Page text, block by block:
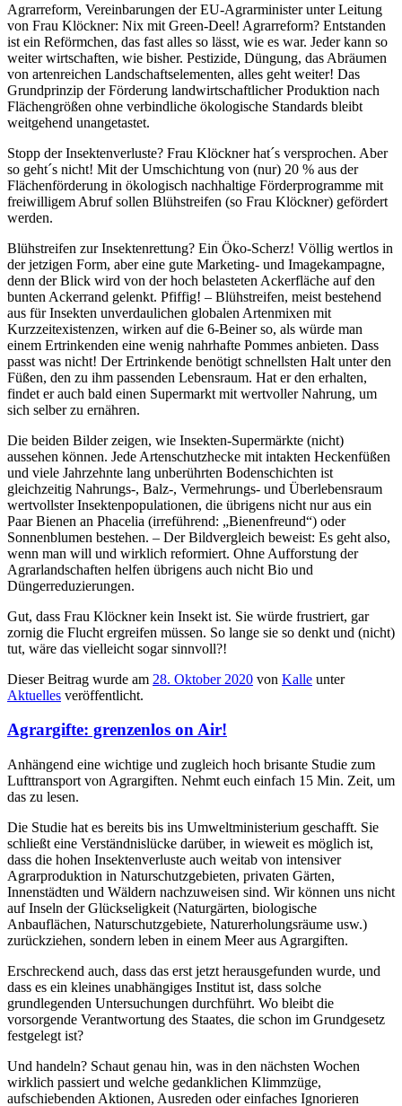
Großraum
Düsseldorf;
ähnlich
in
vielen
weiteren
Regionen
der
Republik
von
Osnabrück
Agrarreform, Vereinbarungen der EU-Agrarminister unter Leitung
von Frau Klöckner: Nix mit Green-Deel! Agrarreform? Entstanden
ist ein Reförmchen, das fast alles so lässt, wie es war. Jeder kann so
weiter wirtschaften, wie bisher. Pestizide, Düngung, das Abräumen
von artenreichen Landschaftselementen, alles geht weiter! Das
Grundprinzip der Förderung landwirtschaftlicher Produktion nach
Flächengrößen ohne verbindliche ökologische Standards bleibt
weitgehend unangetastet.
Stopp der Insektenverluste? Frau Klöckner hat´s versprochen. Aber
so geht´s nicht! Mit der Umschichtung von (nur) 20 % aus der
Flächenförderung in ökologisch nachhaltige Förderprogramme mit
freiwilligem Abruf sollen Blühstreifen (so Frau Klöckner) gefördert
werden.
Blühstreifen zur Insektenrettung? Ein Öko-Scherz! Völlig wertlos in
der jetzigen Form, aber eine gute Marketing- und Imagekampagne,
denn der Blick wird von der hoch belasteten Ackerfläche auf den
bunten Ackerrand gelenkt. Pfiffig! – Blühstreifen, meist bestehend
aus für Insekten unverdaulichen globalen Artenmixen mit
Kurzzeitexistenzen, wirken auf die 6-Beiner so, als würde man
einem Ertrinkenden eine wenig nahrhafte Pommes anbieten. Dass
passt was nicht! Der Ertrinkende benötigt schnellsten Halt unter den
Füßen, den zu ihm passenden Lebensraum. Hat er den erhalten,
findet er auch bald einen Supermarkt mit wertvoller Nahrung, um
sich selber zu ernähren.
Die beiden Bilder zeigen, wie Insekten-Supermärkte (nicht)
aussehen können. Jede Artenschutzhecke mit intakten Heckenfüßen
und viele Jahrzehnte lang unberührten Bodenschichten ist
gleichzeitig Nahrungs-, Balz-, Vermehrungs- und Überlebensraum
wertvollster Insektenpopulationen, die übrigens nicht nur aus ein
Paar Bienen an Phacelia (irreführend: „Bienenfreund“) oder
Sonnenblumen bestehen. – Der Bildvergleich beweist: Es geht also,
wenn man will und wirklich reformiert. Ohne Aufforstung der
Agrarlandschaften helfen übrigens auch nicht Bio und
Düngerreduzierungen.
Gut, dass Frau Klöckner kein Insekt ist. Sie würde frustriert, gar
zornig die Flucht ergreifen müssen. So lange sie so denkt und (nicht)
tut, wäre das vielleicht sogar sinnvoll?!
Dieser Beitrag wurde am 28. Oktober 2020 von Kalle unter
Aktuelles veröffentlicht.
Agrargifte: grenzenlos on Air!
Anhängend eine wichtige und zugleich hoch brisante Studie zum
Lufttransport von Agrargiften. Nehmt euch einfach 15 Min. Zeit, um
das zu lesen.
Die Studie hat es bereits bis ins Umweltministerium geschafft. Sie
schließt eine Verständnislücke darüber, in wieweit es möglich ist,
dass die hohen Insektenverluste auch weitab von intensiver
Agrarproduktion in Naturschutzgebieten, privaten Gärten,
Innenstädten und Wäldern nachzuweisen sind. Wir können uns nicht
auf Inseln der Glückseligkeit (Naturgärten, biologische
Anbauflächen, Naturschutzgebiete, Naturerholungsräume usw.)
zurückziehen, sondern leben in einem Meer aus Agrargiften.
Erschreckend auch, dass das erst jetzt herausgefunden wurde, und
dass es ein kleines unabhängiges Institut ist, dass solche
grundlegenden Untersuchungen durchführt. Wo bleibt die
vorsorgende Verantwortung des Staates, die schon im Grundgesetz
festgelegt ist?
Und handeln? Schaut genau hin, was in den nächsten Wochen
wirklich passiert und welche gedanklichen Klimmzüge,
aufschiebenden Aktionen, Ausreden oder einfaches Ignorieren